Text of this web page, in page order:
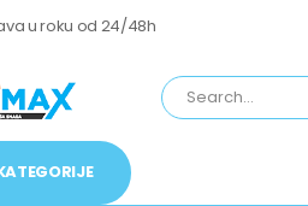
u roku od 24/48h